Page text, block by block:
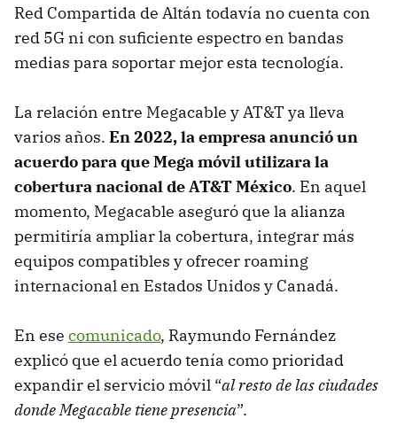
Red Compartida de Altán todavía no cuenta con
red 5G ni con suficiente espectro en bandas
medias para soportar mejor esta tecnología.
La relación entre Megacable y AT&T ya lleva
varios años. En 2022, la empresa anunció un
acuerdo para que Mega móvil utilizara la
cobertura nacional de AT&T México. En aquel
momento, Megacable aseguró que la alianza
permitiría ampliar la cobertura, integrar más
equipos compatibles y ofrecer roaming
internacional en Estados Unidos y Canadá.
En ese comunicado, Raymundo Fernández
explicó que el acuerdo tenía como prioridad
expandir el servicio móvil “al resto de las ciudades
donde Megacable tiene presencia”.